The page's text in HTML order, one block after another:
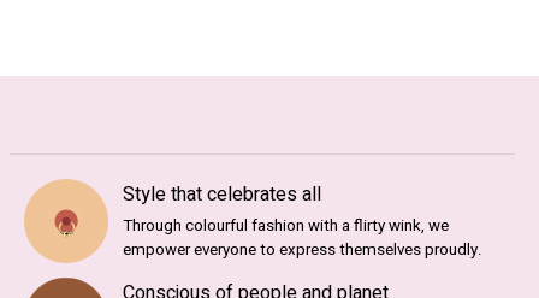
Style that celebrates all
Through colourful fashion with a flirty wink, we
empower everyone to express themselves proudly.